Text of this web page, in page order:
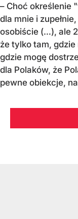
– Choć określenie
dla mnie i
osobiście (…), ale
że tylko tam,
gdzie mogę
dla Polaków, że
pewne obiekcje,